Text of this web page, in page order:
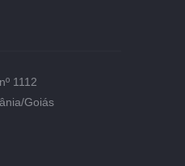
1112
Goiás